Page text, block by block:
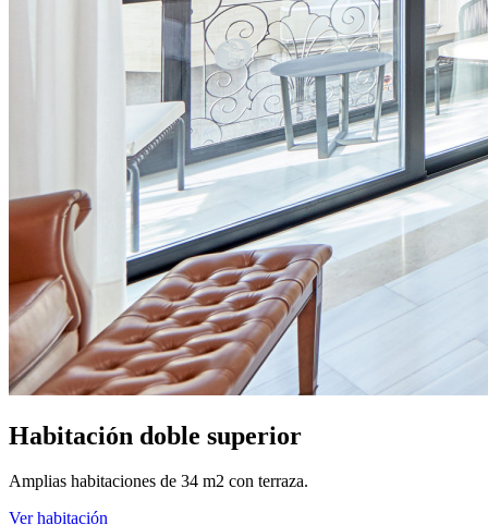
Habitación doble superior
Amplias habitaciones de 34 m2 con terraza.
Ver habitación